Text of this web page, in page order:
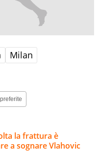
Milan
la frattura è
a sognare Vlahovic